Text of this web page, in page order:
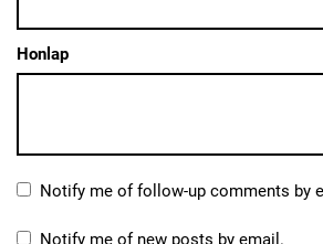
Honlap
Notify me of follow-up comments by
Notify me of new posts by email.